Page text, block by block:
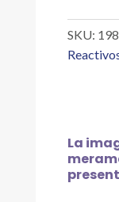
ML
0.1
cantidad
SKU:
La